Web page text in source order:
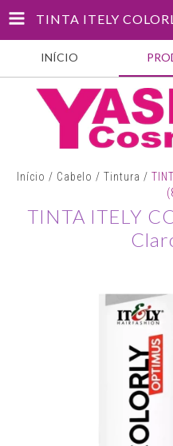
INÍCIO
Início / Cabelo / Tintura /
TINTA ITELY